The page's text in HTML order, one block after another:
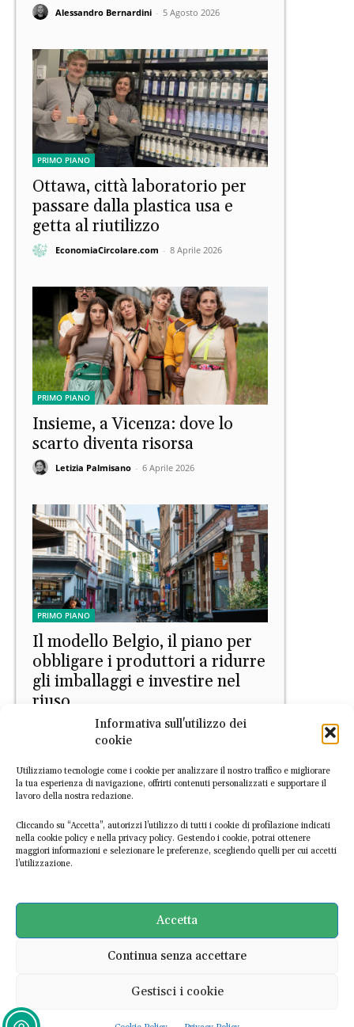
Informativa sull'utilizzo dei
cookie
Utilizziamo tecnologie come i cookie per analizzare il nostro traffico e migliorare
la tua esperienza di navigazione, offrirti contenuti personalizzati e supportare il
lavoro della nostra redazione.
Cliccando su “Accetta”, autorizzi l’utilizzo di tutti i cookie di profilazione indicati
nella cookie policy e nella privacy policy. Gestendo i cookie, potrai ottenere
maggiori informazioni e selezionare le preferenze, scegliendo quelli per cui accetti
l’utilizzazione.
Accetta
Continua senza accettare
Gestisci i cookie
Alessandro Bernardini - 5 Agosto 2026
PRIMO PIANO
Ottawa, città laboratorio per
passare dalla plastica usa e
getta al riutilizzo
EconomiaCircolare.com - 8 Aprile 2026
PRIMO PIANO
Insieme, a Vicenza: dove lo
scarto diventa risorsa
Letizia Palmisano - 6 Aprile 2026
PRIMO PIANO
Il modello Belgio, il piano per
obbligare i produttori a ridurre
gli imballaggi e investire nel
riuso
Letizia Palmisano - 9 Marzo 2026
Rifiuti elettronici, il progetto
transfrontaliero per potenziare
riuso e migliorare riciclo
EconomiaCircolare.com - 4 Marzo 2026